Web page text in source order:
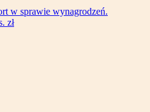
w sprawie wynagrodzeń.
zł